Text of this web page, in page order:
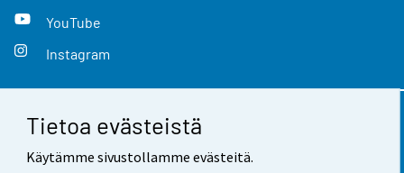
Tietoa evästeistä
Käytämme sivustollamme evästeitä.
YouTube
Instagram
Yhteystiedot
Palaute